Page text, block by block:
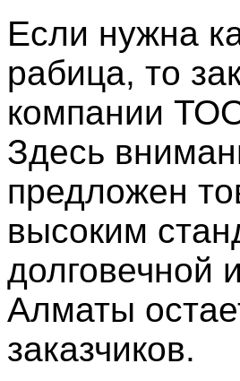
Если нужна
рабица, то
компании
Здесь
предложен
высоким
долговечной
Алматы
заказчиков.